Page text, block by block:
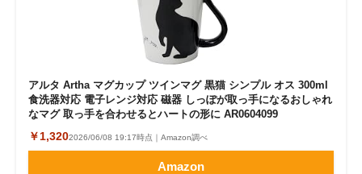
アルタ Artha マグカップ ツインマグ 黒猫 シンプル オス 300ml
食洗器対応 電子レンジ対応 磁器 しっぽが取っ手になるおしゃれ
なマグ 取っ手を合わせるとハートの形に AR0604099
￥1,3202026/06/08 19:17時点｜Amazon調べ
Amazon